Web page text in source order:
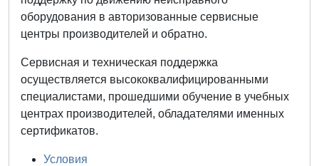
оборудования в авторизованные сервисные
центры производителей и обратно.
Сервисная и техническая поддержка
осуществляется высококвалифицированными
специалистами, прошедшими обучение в учебных
центрах производителей, обладателями именных
сертификатов.
Условия